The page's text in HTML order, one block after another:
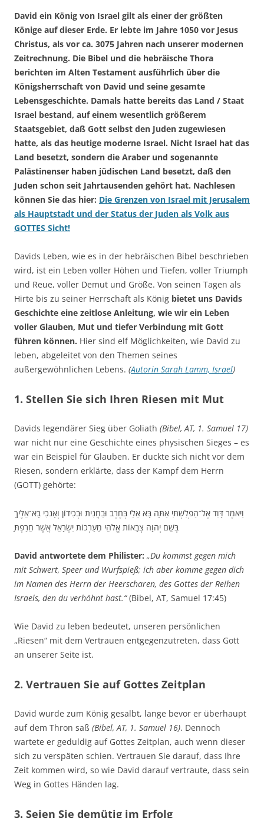
David ein König von Israel gilt als einer der größten
Könige auf dieser Erde. Er lebte im Jahre 1050 vor Jesus
Christus, als vor ca. 3075 Jahren nach unserer modernen
Zeitrechnung. Die Bibel und die hebräische Thora
berichten im Alten Testament ausführlich über die
Königsherrschaft von David und seine gesamte
Lebensgeschichte. Damals hatte bereits das Land / Staat
Israel bestand, auf einem wesentlich größerem
Staatsgebiet, daß Gott selbst den Juden zugewiesen
hatte, als das heutige moderne Israel. Nicht Israel hat das
Land besetzt, sondern die Araber und sogenannte
Palästinenser haben jüdischen Land besetzt, daß den
Juden schon seit Jahrtausenden gehört hat. Nachlesen
können Sie das hier: Die Grenzen von Israel mit Jerusalem
als Hauptstadt und der Status der Juden als Volk aus
GOTTES Sicht!
Davids Leben, wie es in der hebräischen Bibel beschrieben
wird, ist ein Leben voller Höhen und Tiefen, voller Triumph
und Reue, voller Demut und Größe. Von seinen Tagen als
Hirte bis zu seiner Herrschaft als König bietet uns Davids
Geschichte eine zeitlose Anleitung, wie wir ein Leben
voller Glauben, Mut und tiefer Verbindung mit Gott
führen können. Hier sind elf Möglichkeiten, wie David zu
leben, abgeleitet von den Themen seines
außergewöhnlichen Lebens. (Autorin Sarah Lamm, Israel)
1. Stellen Sie sich Ihren Riesen mit Mut
Davids legendärer Sieg über Goliath (Bibel, AT, 1. Samuel 17)
war nicht nur eine Geschichte eines physischen Sieges – es
war ein Beispiel für Glauben. Er duckte sich nicht vor dem
Riesen, sondern erklärte, dass der Kampf dem Herrn
(GOTT) gehörte:
וַיֹּאמֶר דָּוִד אֶל־הַפְּלִשְׁתִּי אַתָּה בָּא אֵלַי בְּחֶרֶב וּבַחֲנִית וּבְכִידוֹן וְאָנֹכִי בָא־אֵלֶיךָ
בְּשֵׁם יְהֹוָה צְבָאוֹת אֱלֹהֵי מַעַרְכוֹת יִשְׂרָאֵל אֲשֶׁר חֵרַפְתָּ׃
David antwortete dem Philister: „Du kommst gegen mich
mit Schwert, Speer und Wurfspieß; ich aber komme gegen dich
im Namen des Herrn der Heerscharen, des Gottes der Reihen
Israels, den du verhöhnt hast.“(Bibel, AT, Samuel 17:45)
Wie David zu leben bedeutet, unseren persönlichen
„Riesen“ mit dem Vertrauen entgegenzutreten, dass Gott
an unserer Seite ist.
2. Vertrauen Sie auf Gottes Zeitplan
David wurde zum König gesalbt, lange bevor er überhaupt
auf dem Thron saß (Bibel, AT, 1. Samuel 16). Dennoch
wartete er geduldig auf Gottes Zeitplan, auch wenn dieser
sich zu verspäten schien. Vertrauen Sie darauf, dass Ihre
Zeit kommen wird, so wie David darauf vertraute, dass sein
Weg in Gottes Händen lag.
3. Seien Sie demütig im Erfolg